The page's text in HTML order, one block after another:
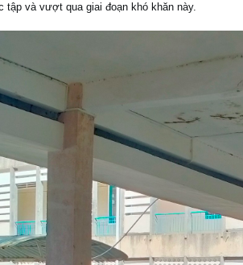
và vượt qua giai đoạn khó khăn này.